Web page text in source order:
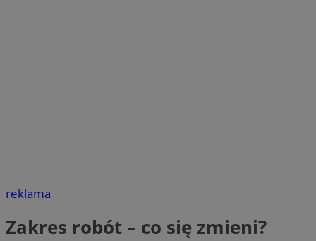
reklama
Zakres robót – co się zmieni?